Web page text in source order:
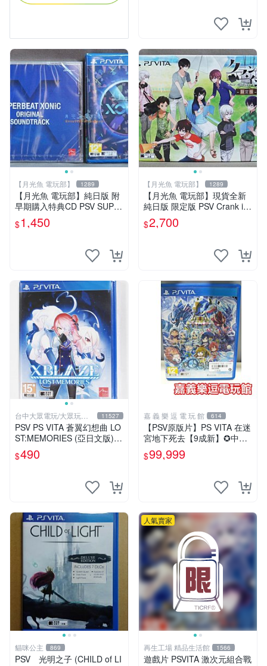
【月光魚 電玩部】 1289
【月光魚 電玩部】純日版 附
早期購入特典CD PSV SUPE
RBEAT XONiC 純日版 PS Vit
a
$1,450
【月光魚 電玩部】 1289
【月光魚 電玩部】現貨全新
純日版 限定版 PSV Crank in
限定版 純日版
$2,700
台中大眾電玩/大眾玩具
店
11527
PSV PS VITA 蒼翼幻想曲 LO
ST:MEMORIES (亞日文版)**
(全新未拆商品)【台中大眾電
玩】
$490
嘉 義 樂 逗 電 玩 館 614
【PSV原版片】PS VITA 在迷
宮地下死去【9成新】✪中文
亞版 中古二手✪嘉義樂逗電
玩館
$99,999
貓咪公主 869
PSV 光明之子 (CHILD of LI
人氣賣家
再生工場 精品生活館 1566
遊戲片 PSVITA 激次元組合戰